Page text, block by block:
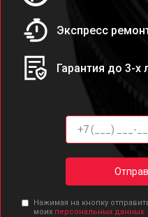
Экспресс
Гарантия до 3-х
Нажимая на кнопку
моих персональных данных.